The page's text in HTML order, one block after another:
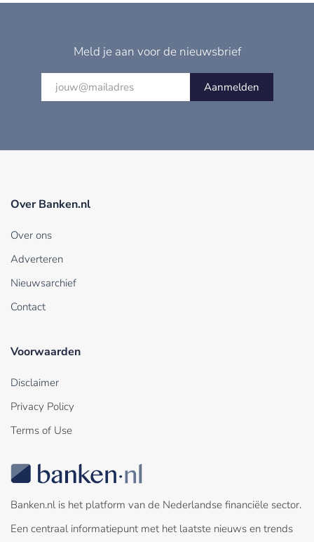
Meld je aan voor de nieuwsbrief
Aanmelden
Over Banken.nl
Over ons
Adverteren
Nieuwsarchief
Contact
Voorwaarden
Disclaimer
Privacy Policy
Terms of Use
Banken.nl is het platform van de Nederlandse financiële sector.
Een centraal informatiepunt met het laatste nieuws en trends